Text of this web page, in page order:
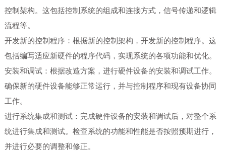
控制架构。这包括控制系统的组成和连接方式，信号传递和逻辑
流程等。
开发新的控制程序：根据新的控制架构，开发新的控制程序。这
包括编写适应新硬件的程序代码，实现系统的各项功能和优化。
安装和调试：根据改造方案，进行硬件设备的安装和调试工作。
确保新的硬件设备能够正常运行，并与控制程序和现有设备协同
工作。
进行系统集成和测试：完成硬件设备的安装和调试后，对整个系
统进行集成和测试。检查系统的功能和性能是否按照预期进行，
并进行必要的调整和修正。